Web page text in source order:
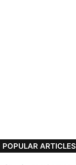
POPULAR ARTICLES